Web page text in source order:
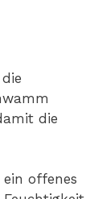
die
offenes